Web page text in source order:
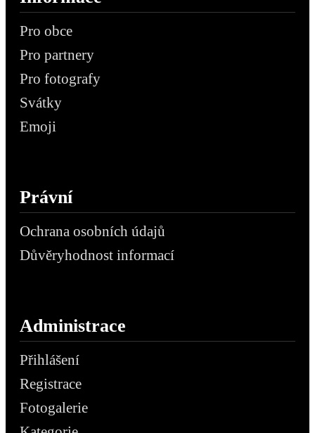
Pro obce
Pro partnery
Pro fotografy
Svátky
Emoji
Právní
Ochrana osobních údajů
Důvěryhodnost informací
Administrace
Přihlášení
Registrace
Fotogalerie